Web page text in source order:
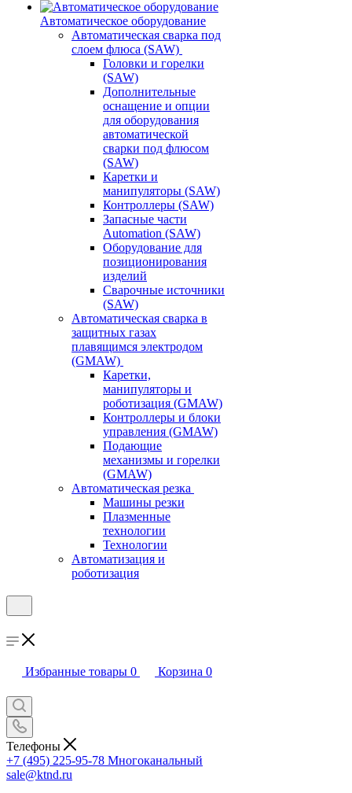
Автоматическое оборудование
Автоматическая сварка под
слоем флюса (SAW)
Головки и горелки
(SAW)
Дополнительные
оснащение и опции
для оборудования
автоматической
сварки под флюсом
(SAW)
Каретки и
манипуляторы (SAW)
Контроллеры (SAW)
Запасные части
Automation (SAW)
Оборудование для
позиционирования
изделий
Сварочные источники
(SAW)
Автоматическая сварка в
защитных газах
плавящимся электродом
(GMAW)
Каретки,
манипуляторы и
роботизация (GMAW)
Контроллеры и блоки
управления (GMAW)
Подающие
механизмы и горелки
(GMAW)
Автоматическая резка
Машины резки
Плазменные
технологии
Технологии
Автоматизация и
роботизация
Избранные товары 0 Корзина 0
Телефоны
+7 (495) 225-95-78 Многоканальный
sale@ktnd.ru